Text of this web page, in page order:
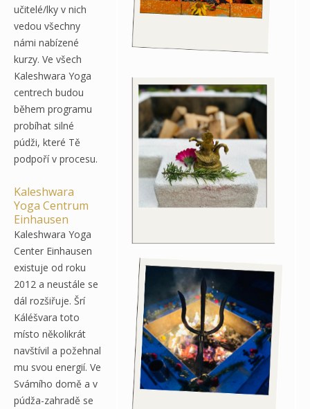
učitelé/lky v nich
vedou všechny
námi nabízené
kurzy. Ve všech
Kaleshwara Yoga
centrech budou
během programu
probíhat silné
púdži, které Tě
podpoří v procesu.
Kaleshwara
Yoga Centrum
Einhausen
Kaleshwara Yoga
Center Einhausen
existuje od roku
2012 a neustále se
dál rozšiřuje. Šrí
Káléšvara toto
místo několikrát
navštívil a požehnal
mu svou energií. Ve
Svámího domě a v
púdža-zahradě se